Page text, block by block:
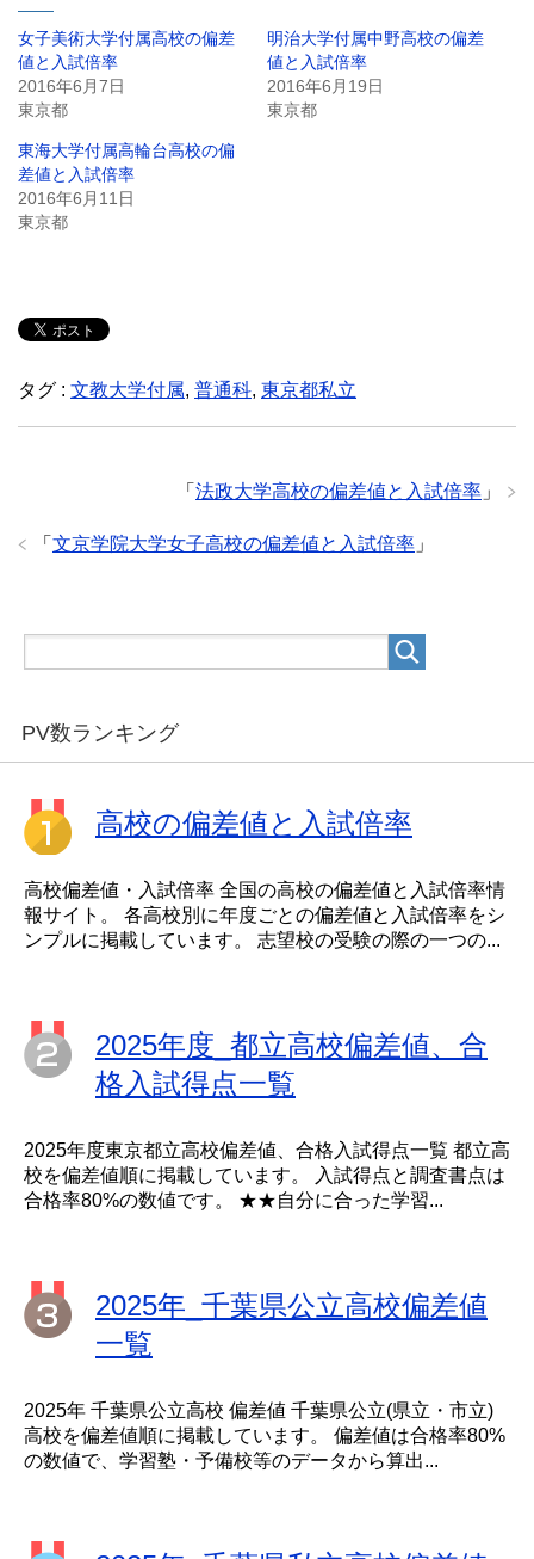
女子美術大学付属高校の偏差
値と入試倍率
2016年6月7日
東京都
明治大学付属中野高校の偏差
値と入試倍率
2016年6月19日
東京都
東海大学付属高輪台高校の偏
差値と入試倍率
2016年6月11日
東京都
タグ : 文教大学付属, 普通科, 東京都私立
「 法政大学高校の偏差値と入試倍率 」
「 文京学院大学女子高校の偏差値と入試倍率 」
PV数ランキング
高校の偏差値と入試倍率
高校偏差値・入試倍率 全国の高校の偏差値と入試倍率情
報サイト。 各高校別に年度ごとの偏差値と入試倍率をシ
ンプルに掲載しています。 志望校の受験の際の一つの...
2025年度_都立高校偏差値、合
格入試得点一覧
2025年度東京都立高校偏差値、合格入試得点一覧 都立高
校を偏差値順に掲載しています。 入試得点と調査書点は
合格率80%の数値です。 ★★自分に合った学習...
2025年_千葉県公立高校偏差値
一覧
2025年 千葉県公立高校 偏差値 千葉県公立(県立・市立)
高校を偏差値順に掲載しています。 偏差値は合格率80%
の数値で、学習塾・予備校等のデータから算出...